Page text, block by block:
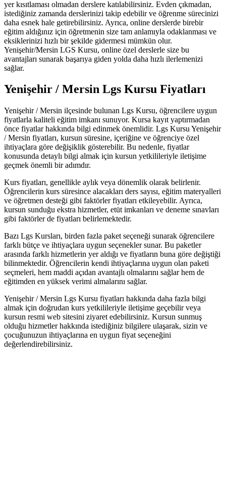
yer kısıtlaması olmadan derslere katılabilirsiniz. Evden çıkmadan,
istediğiniz zamanda derslerinizi takip edebilir ve öğrenme sürecinizi
daha esnek hale getirebilirsiniz. Ayrıca, online derslerde birebir
eğitim aldığınız için öğretmenin size tam anlamıyla odaklanması ve
eksiklerinizi hızlı bir şekilde gidermesi mümkün olur.
Yenişehir/Mersin LGS Kursu, online özel derslerle size bu
avantajları sunarak başarıya giden yolda daha hızlı ilerlemenizi
sağlar.
Yenişehir / Mersin Lgs Kursu Fiyatları
Yenişehir / Mersin ilçesinde bulunan Lgs Kursu, öğrencilere uygun
fiyatlarla kaliteli eğitim imkanı sunuyor. Kursa kayıt yaptırmadan
önce fiyatlar hakkında bilgi edinmek önemlidir. Lgs Kursu Yenişehir
/ Mersin fiyatları, kursun süresine, içeriğine ve öğrenciye özel
ihtiyaçlara göre değişiklik gösterebilir. Bu nedenle, fiyatlar
konusunda detaylı bilgi almak için kursun yetkilileriyle iletişime
geçmek önemli bir adımdır.
Kurs fiyatları, genellikle aylık veya dönemlik olarak belirlenir.
Öğrencilerin kurs süresince alacakları ders sayısı, eğitim materyalleri
ve öğretmen desteği gibi faktörler fiyatları etkileyebilir. Ayrıca,
kursun sunduğu ekstra hizmetler, etüt imkanları ve deneme sınavları
gibi faktörler de fiyatları belirlemektedir.
Bazı Lgs Kursları, birden fazla paket seçeneği sunarak öğrencilere
farklı bütçe ve ihtiyaçlara uygun seçenekler sunar. Bu paketler
arasında farklı hizmetlerin yer aldığı ve fiyatların buna göre değiştiği
bilinmektedir. Öğrencilerin kendi ihtiyaçlarına uygun olan paketi
seçmeleri, hem maddi açıdan avantajlı olmalarını sağlar hem de
eğitimden en yüksek verimi almalarını sağlar.
Yenişehir / Mersin Lgs Kursu fiyatları hakkında daha fazla bilgi
almak için doğrudan kurs yetkilileriyle iletişime geçebilir veya
kursun resmi web sitesini ziyaret edebilirsiniz. Kursun sunmuş
olduğu hizmetler hakkında istediğiniz bilgilere ulaşarak, sizin ve
çocuğunuzun ihtiyaçlarına en uygun fiyat seçeneğini
değerlendirebilirsiniz.